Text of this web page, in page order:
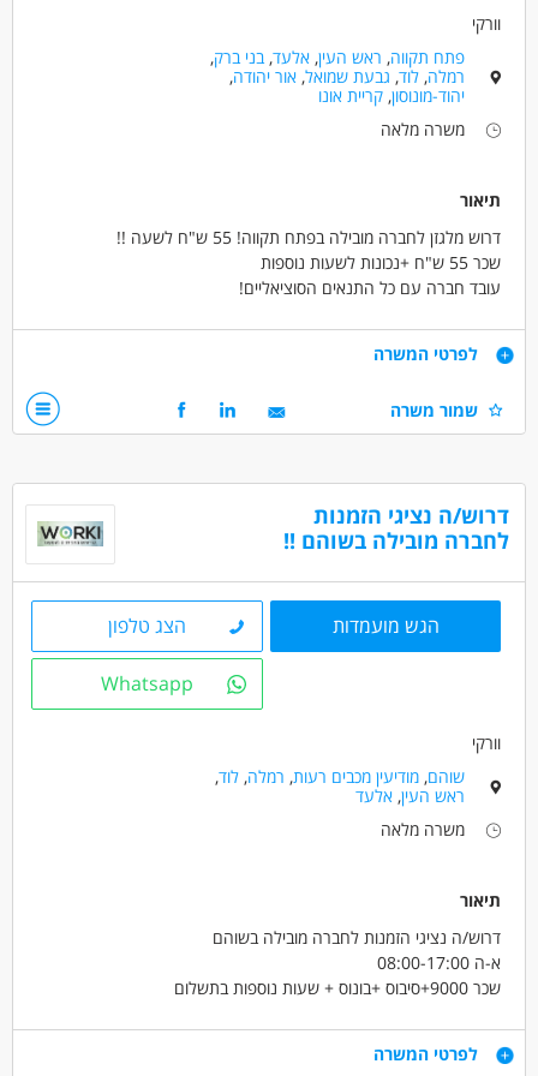
וורקי
פתח תקווה, ראש העין,אלעד,בני ברק,
רמלה,לוד, גבעת שמואל,אור יהודה,
יהוד-מונוסון,קריית אונו
משרה מלאה
תיאור
דרוש מלגזן לחברה מובילה בפתח תקווה! 55 ש"ח לשעה !!
שכר 55 ש"ח +נכונות לשעות נוספות
עובד חברה עם כל התנאים הסוציאליים!
דרישות
מחסנים ולוגיסטיקה - מחסנאי/ת ממוחשב
מחסנים ולוגיסטיקה - מלקטים
משרה מלאה
עבודת משמרות עבודה לפי שעות
לפרטי המשרה
שמור משרה
דרוש/ה נציגי הזמנות
לחברה מובילה בשוהם !!
הגש מועמדות הצג טלפון
Whatsapp
וורקי
שוהם,מודיעין מכבים רעות, רמלה,לוד,
ראש העין,אלעד
משרה מלאה
תיאור
דרוש/ה נציגי הזמנות לחברה מובילה בשוהם
א-ה 08:00-17:00
שכר 9000+סיבוס +בונוס + שעות נוספות בתשלום
מעקב אחר הזמנות ומענה ללקוחות בנוגע ההזמנות
קליטה ישירה לחברה מובילה בתחומה עם תנאים מעולים וסביבת עבודה
דרישות
לפרטי המשרה